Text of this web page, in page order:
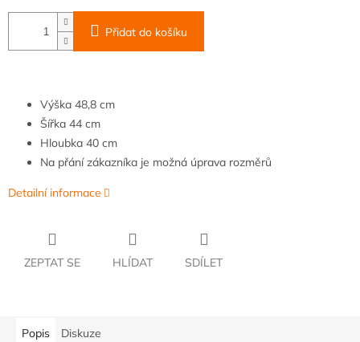
Přidat do košíku
Výška 48,8 cm
Šířka 44 cm
Hloubka 40 cm
Na přání zákazníka je možná úprava rozměrů
Detailní informace
ZEPTAT SE HLÍDAT SDÍLET
Popis Diskuze